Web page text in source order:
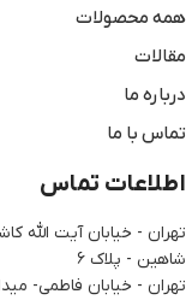
همه محصولات
مقالات
درباره ما
تماس با ما
اطلاعات تماس
تهران - خیابان آیت الله
شاهین - پلاک ۶
تهران - خیابان فاطمی-